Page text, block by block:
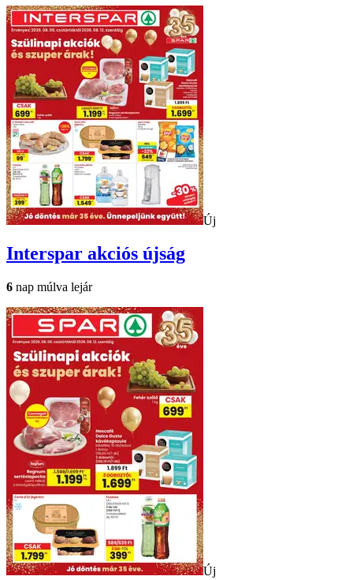
Új
Interspar akciós újság
6 nap múlva lejár
Új